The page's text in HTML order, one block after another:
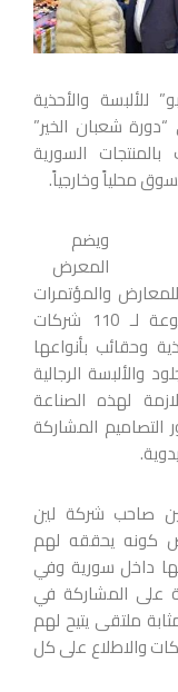
والأحذية
“دورة شعبان الخير”
السورية
محلياً وخارجياً.
ويضم
المعرض
والمؤتمرات
بالتعاون مع وزارة الصناعة منتجات متنوعة لـ 110 شركات
وحقائب بأنواعها
والألبسة الرجالية
لهذه الصناعة
التصاميم المشاركة
صاحب شركة لين
كونه يحققه لهم
داخل سورية وفي
على المشاركة في
ملتقى يتيح لهم
والاطلاع على كل